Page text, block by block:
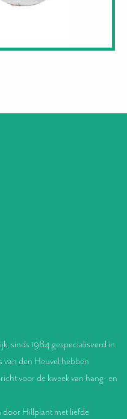
sinds 1984 gespecialiseerd in
van den Heuvel hebben
voor de kweek van hang- en
Hillplant met liefde